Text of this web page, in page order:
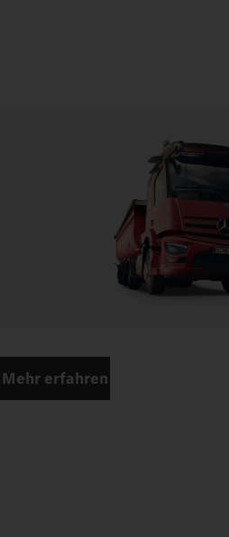
Mehr erfahren